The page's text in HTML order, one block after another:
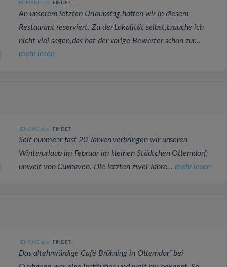
BOMANI (160 )FINDET:
An unserem letzten Urlaubstag,hatten wir in diesem
Restaurant reserviert. Zu der Lokalität selbst,brauche ich
nicht viel sagen,das hat der vorige Bewerter schon zur...
mehr lesen
JENOME (336 )FINDET:
Seit nunmehr fast 20 Jahren verbringen wir unseren
Winterurlaub im Februar im kleinen Städtchen Otterndorf,
unweit von Cuxhaven. Die letzten zwei Jahre... mehr lesen
JENOME (336 )FINDET:
Das altehrwürdige Café Brühning in Otterndorf bei